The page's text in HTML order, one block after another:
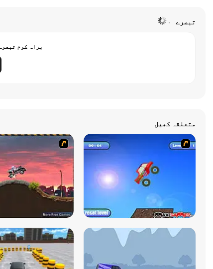
تبصرے
براہ کرم
متعلقہ کھیل